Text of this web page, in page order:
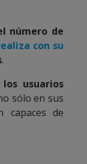
número de
con su
.
usuarios
sólo en sus
capaces de